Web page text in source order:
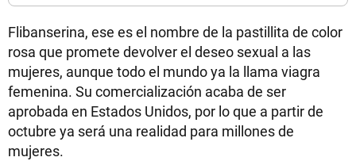
Flibanserina, ese es el nombre de la pastillita de color
rosa que promete devolver el deseo sexual a las
mujeres, aunque todo el mundo ya la llama viagra
femenina. Su comercialización acaba de ser
aprobada en Estados Unidos, por lo que a partir de
octubre ya será una realidad para millones de
mujeres.